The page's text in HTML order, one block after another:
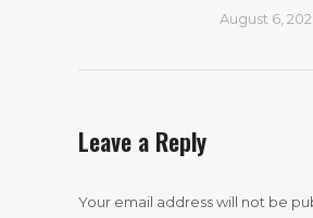
August 6,
Leave a Reply
Your email address will not be